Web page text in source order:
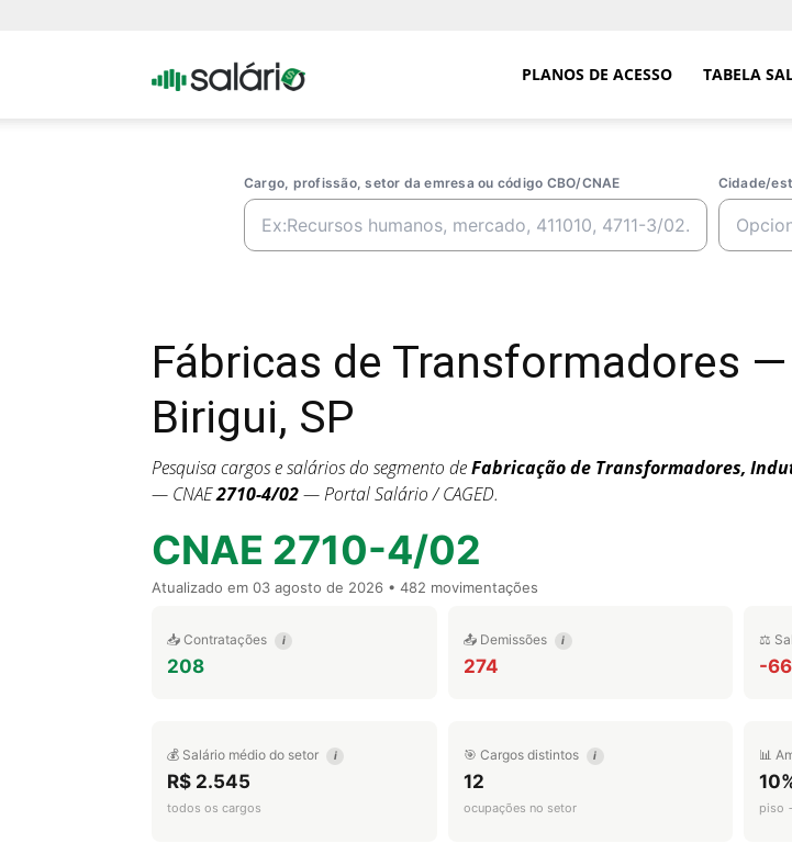
Portal PLANOS DE ACESSO TABELA
Cargo, profissão, setor da emresa ou código CBO/CNAE Cidade/
Fábricas de Transformadores
Birigui, SP
Pesquisa cargos e salários do segmento deFabricação de Transformadores,
— CNAE2710-4/02— Portal Salário / CAGED.
CNAE 2710-4/02
Atualizado em 03 agosto de 2026 • 482 movimentações
📥 Contratações i
208
📤 Demissões i
274
⚖️
-66
💰 Salário médio do setor i
R$ 2.545
todos os cargos
🎯 Cargos distintos i
12
ocupações no setor
📊
piso